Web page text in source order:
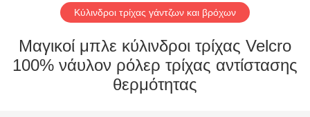
ΠΕΡΙΟΔΕΊΑ
ΣΤΟ
ΕΡΓΟΣΤΆΣΙΟ
Κύλινδροι τρίχας γάντζων και βρόχων
Μαγικοί μπλε κύλινδροι τρίχας Velcro
100% νάυλον ρόλερ τρίχας αντίστασης
θερμότητας